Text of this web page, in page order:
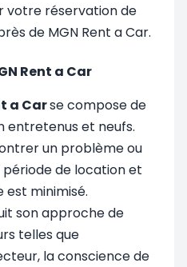
votre réservation de
de MGN Rent a Car.
Rent a Car
a Carse compose de
entretenus et neufs.
un problème ou
de location et
est minimisé.
son approche de
telles que
la conscience de